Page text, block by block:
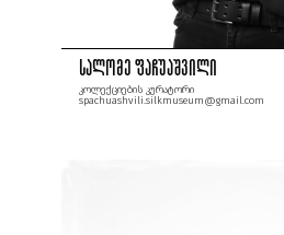
სალომე ფაჩუაშვილი
კოლექციების კურატორი
spachuashvili.silkmuseum@gmail.com